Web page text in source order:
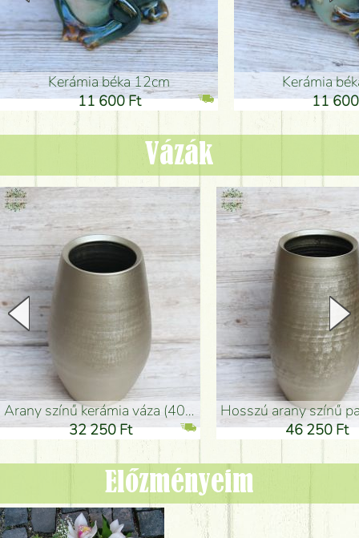
Kerámia béka 12cm
11 600 Ft
Kerámia
11
Vázák
arany színű kerámia váza (40x26cm)
32 250 Ft
hosszú arany színű
46 250 Ft
Előzményeim